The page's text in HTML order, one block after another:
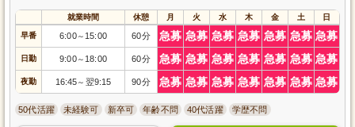
就業時間 休憩 月 火 水 木 金 土 日
早番 6:00～ 15:00 60分 急募 急募 急募 急募 急募 急募 急募
日勤 9:00～ 18:00 60分 急募 急募 急募 急募 急募 急募 急募
夜勤 16:45～ 翌9:15 90分 急募 急募 急募 急募 急募 急募 急募
50代活躍 未経験可 新卒可 年齢不問 40代活躍 学歴不問